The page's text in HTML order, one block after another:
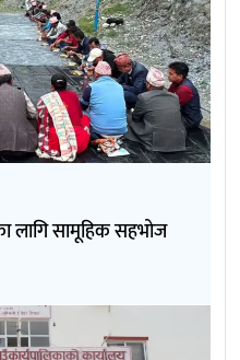
लागि सामूहिक सहभोज